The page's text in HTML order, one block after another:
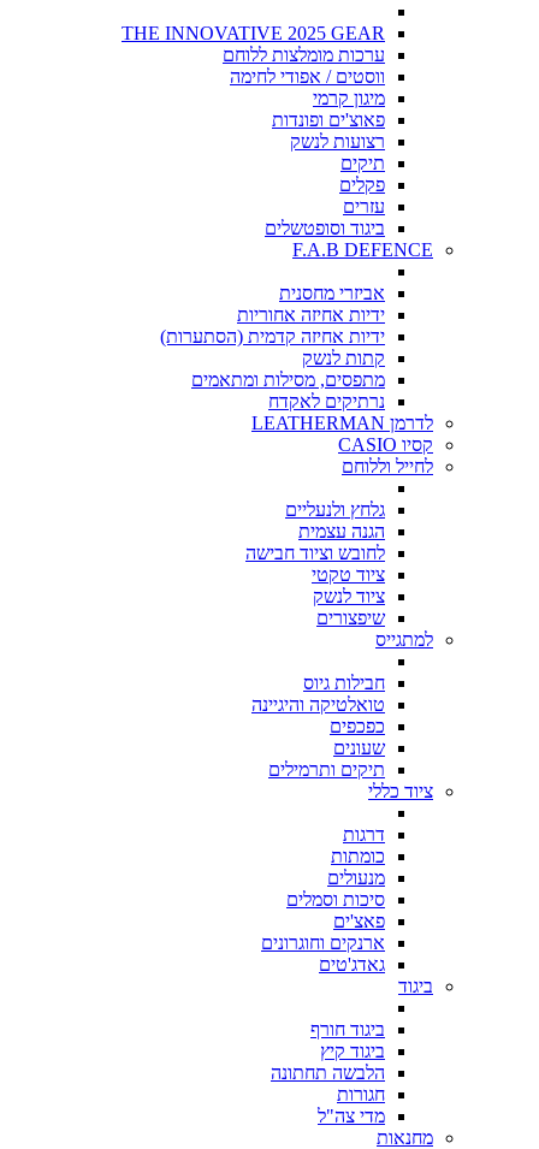
THE INNOVATIVE 2025 GEAR
ערכות מומלצות ללוחם
ווסטים / אפודי לחימה
מיגון קרמי
פאוצ'ים ופונדות
רצועות לנשק
תיקים
פקלים
עזרים
ביגוד וסופטשלים
F.A.B DEFENCE
אביזרי מחסנית
ידיות אחיזה אחוריות
ידיות אחיזה קדמית (הסתערות)
קתות לנשק
מתפסים, מסילות ומתאמים
נרתיקים לאקדח
לדרמן LEATHERMAN
קסיו CASIO
לחייל וללוחם
גלחץ ולנעליים
הגנה עצמית
לחובש וציוד חבישה
ציוד טקטי
ציוד לנשק
שיפצורים
למתגייס
חבילות גיוס
טואלטיקה והיגיינה
כפכפים
שעונים
תיקים ותרמילים
ציוד כללי
דרגות
כומתות
מנעולים
סיכות וסמלים
פאצ'ים
ארנקים וחוגרונים
גאדג'טים
ביגוד
ביגוד חורף
ביגוד קיץ
הלבשה תחתונה
חגורות
מדי צה"ל
מחנאות